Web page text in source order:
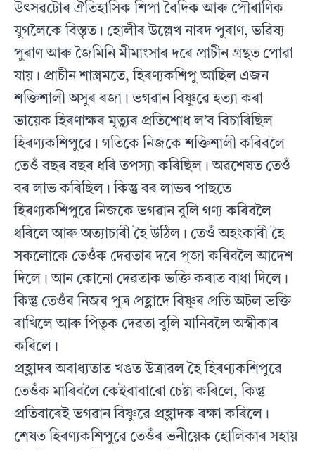
উৎসৱটোৰ ঐতিহাসিক শিপা বৈদিক আৰু পৌৰাণিক
যুগলৈকে বিস্তৃত। হোলীৰ উল্লেখ নাৰদ পুৰাণ, ভৱিষ্য
পুৰাণ আৰু জৈমিনি মীমাংসাৰ দৰে প্ৰাচীন গ্ৰন্থত পোৱা
যায়। প্ৰাচীন শাস্ত্ৰমতে, হিৰণ্যকশিপু আছিল এজন
শক্তিশালী অসুৰ ৰজা। ভগৱান বিষ্ণুৱে হত্যা কৰা
ভায়েক হিৰণাক্ষৰ মৃত্যুৰ প্ৰতিশোধ ল’ব বিচাৰিছিল
হিৰণ্যকশিপুৱে। গতিকে নিজকে শক্তিশালী কৰিবলৈ
তেওঁ বছৰ বছৰ ধৰি তপস্যা কৰিছিল। অৱশেষত তেওঁ
বৰ লাভ কৰিছিল। কিন্তু বৰ লাভৰ পাছতে
হিৰণ্যকশিপুৱে নিজকে ভগৱান বুলি গণ্য কৰিবলৈ
ধৰিলে আৰু অত্যাচাৰী হৈ উঠিল। তেওঁ অহংকাৰী হৈ
সকলোকে তেওঁক দেৱতাৰ দৰে পূজা কৰিবলৈ আদেশ
দিলে। আন কোনো দেৱতাক ভক্তি কৰাত বাধা দিলে।
কিন্তু তেওঁৰ নিজৰ পুত্ৰ প্ৰহ্লাদে বিষ্ণুৰ প্ৰতি অটল ভক্তি
ৰাখিলে আৰু পিতৃক দেৱতা বুলি মানিবলৈ অস্বীকাৰ
কৰিলে।
প্ৰহ্লাদৰ অবাধ্যতাত খঙত উত্ৰাৱল হৈ হিৰণ্যকশিপুৱে
তেওঁক মাৰিবলৈ কেইবাবাৰো চেষ্টা কৰিলে, কিন্তু
প্ৰতিবাৰেই ভগৱান বিষ্ণুৱে প্ৰহ্লাদক ৰক্ষা কৰিলে।
শেষত হিৰণ্যকশিপুৱে তেওঁৰ ভনীয়েক হোলিকাৰ সহায়